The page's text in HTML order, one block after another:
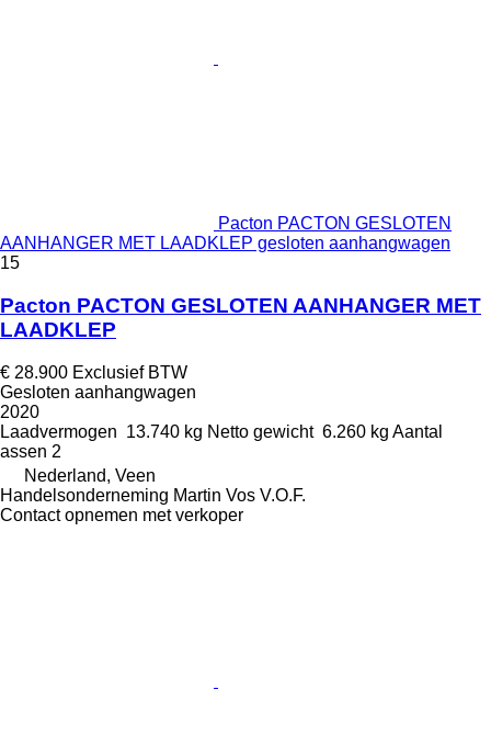
Pacton PACTON GESLOTEN
AANHANGER MET LAADKLEP gesloten aanhangwagen
15
Pacton PACTON GESLOTEN AANHANGER MET
LAADKLEP
€ 28.900 Exclusief BTW
Gesloten aanhangwagen
2020
Laadvermogen 13.740 kg Netto gewicht 6.260 kg Aantal
assen 2
Nederland, Veen
Handelsonderneming Martin Vos V.O.F.
Contact opnemen met verkoper